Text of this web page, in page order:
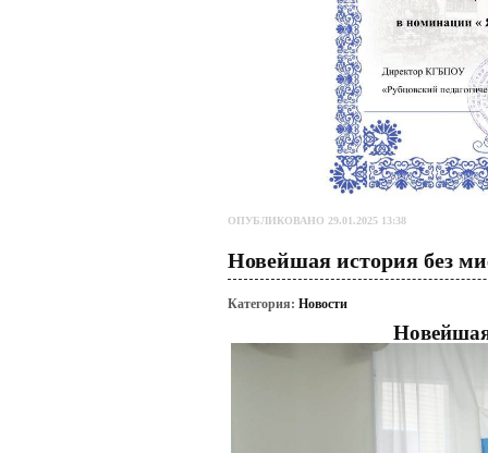
ОПУБЛИКОВАНО 29.01.2025 13:38
Новейшая история без
Категория: Новости